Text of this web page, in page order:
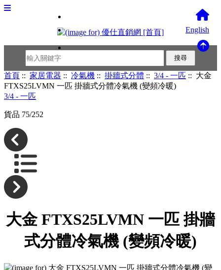
English
首頁 :: 家居電器 :: 冷氣機 :: 掛牆式分體 :: 3/4 - 一匹 :: 大金
FTXS25LVMN 一匹 掛牆式分體冷氣機 (變頻冷暖)
3/4 - 一匹
貨品 75/252
大金 FTXS25LVMN 一匹 掛牆
式分體冷氣機 (變頻冷暖)